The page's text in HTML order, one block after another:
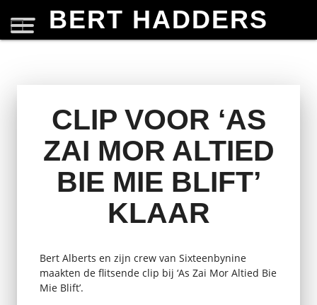
BERT HADDERS
CLIP VOOR ‘AS
ZAI MOR ALTIED
BIE MIE BLIFT’
KLAAR
Bert Alberts en zijn crew van Sixteenbynine
maakten de flitsende clip bij ‘As Zai Mor Altied Bie
Mie Blift’.